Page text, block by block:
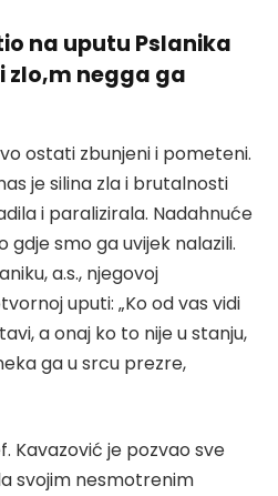
na uputu Pslanika
zlo,m negga ga
ostati zbunjeni i pometeni.
je silina zla i brutalnosti
i paralizirala. Nadahnuće
smo ga uvijek nalazili.
a.s., njegovoj
uputi: „Ko od vas vidi
a onaj ko to nije u stanju,
ga u srcu prezre,
Kavazović je pozvao sve
svojim nesmotrenim